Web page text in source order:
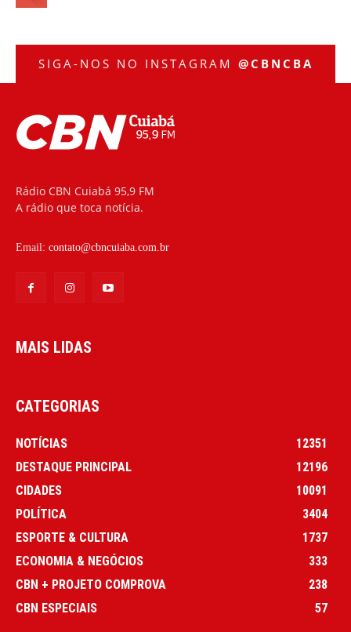
SIGA-NOS NO INSTAGRAM @CBNCBA
Rádio CBN Cuiabá 95,9 FM
A rádio que toca notícia.
Email: contato@cbncuiaba.com.br
MAIS LIDAS
CATEGORIAS
NOTÍCIAS
12351
DESTAQUE PRINCIPAL
12196
CIDADES
10091
POLÍTICA
3404
ESPORTE & CULTURA
1737
ECONOMIA & NEGÓCIOS
333
CBN + PROJETO COMPROVA
238
CBN ESPECIAIS
57